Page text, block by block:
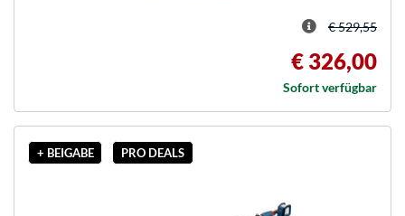
€ 529,55
€ 326,00
Sofort verfügbar
+ BEIGABE PRO DEALS